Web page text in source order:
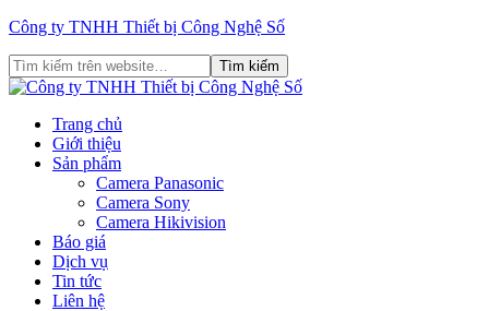
Công ty TNHH Thiết bị Công Nghệ Số
Trang chủ
Giới thiệu
Sản phẩm
Camera Panasonic
Camera Sony
Camera Hikivision
Báo giá
Dịch vụ
Tin tức
Liên hệ